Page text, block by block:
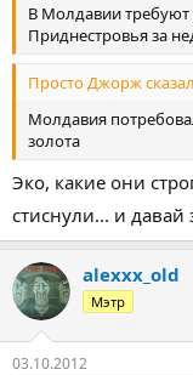
В Молдавии требуют
Приднестровья за
Просто Джорж
Молдавия
золота
Эко, какие они
стиснули... и давай
alexxx_old
Мэтр
03.10.2012